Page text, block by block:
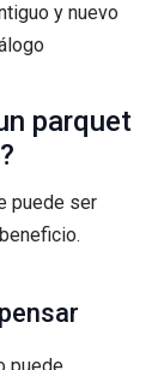
y nuevo
parquet
puede ser